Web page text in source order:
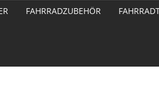
FAHRRADZUBEHÖR